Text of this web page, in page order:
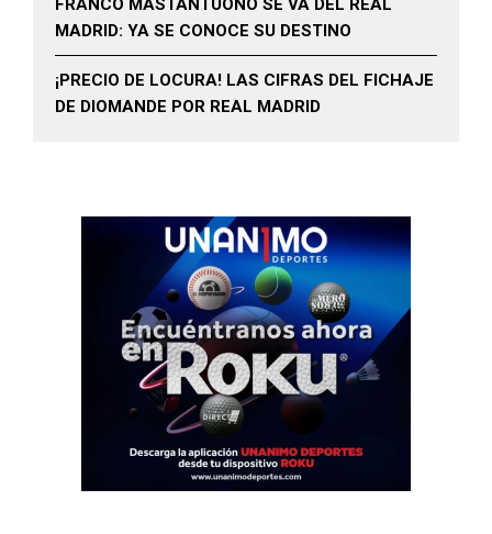
FRANCO MASTANTUONO SE VA DEL REAL
MADRID: YA SE CONOCE SU DESTINO
¡PRECIO DE LOCURA! LAS CIFRAS DEL FICHAJE
DE DIOMANDE POR REAL MADRID